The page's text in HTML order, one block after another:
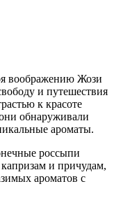
воображению Жози
и путешествия
к красоте
обнаруживали
ароматы.
россыпи
и причудам,
ароматов с